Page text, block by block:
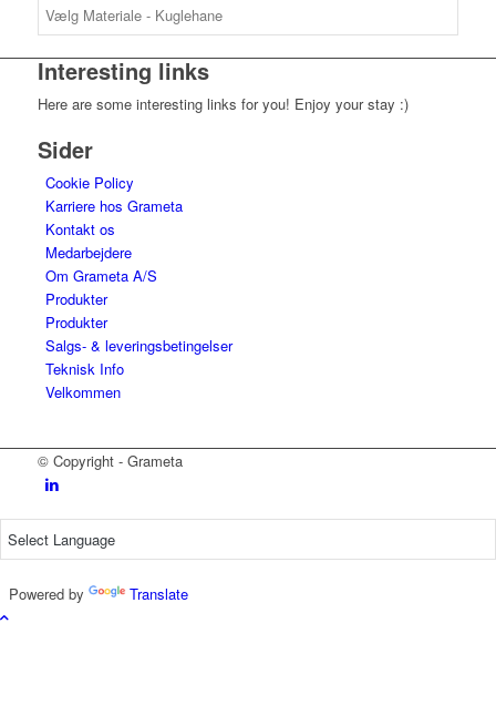
Interesting links
Here are some interesting links for you! Enjoy your stay :)
Sider
Cookie Policy
Karriere hos Grameta
Kontakt os
Medarbejdere
Om Grameta A/S
Produkter
Produkter
Salgs- & leveringsbetingelser
Teknisk Info
Velkommen
© Copyright - Grameta
Powered by Translate